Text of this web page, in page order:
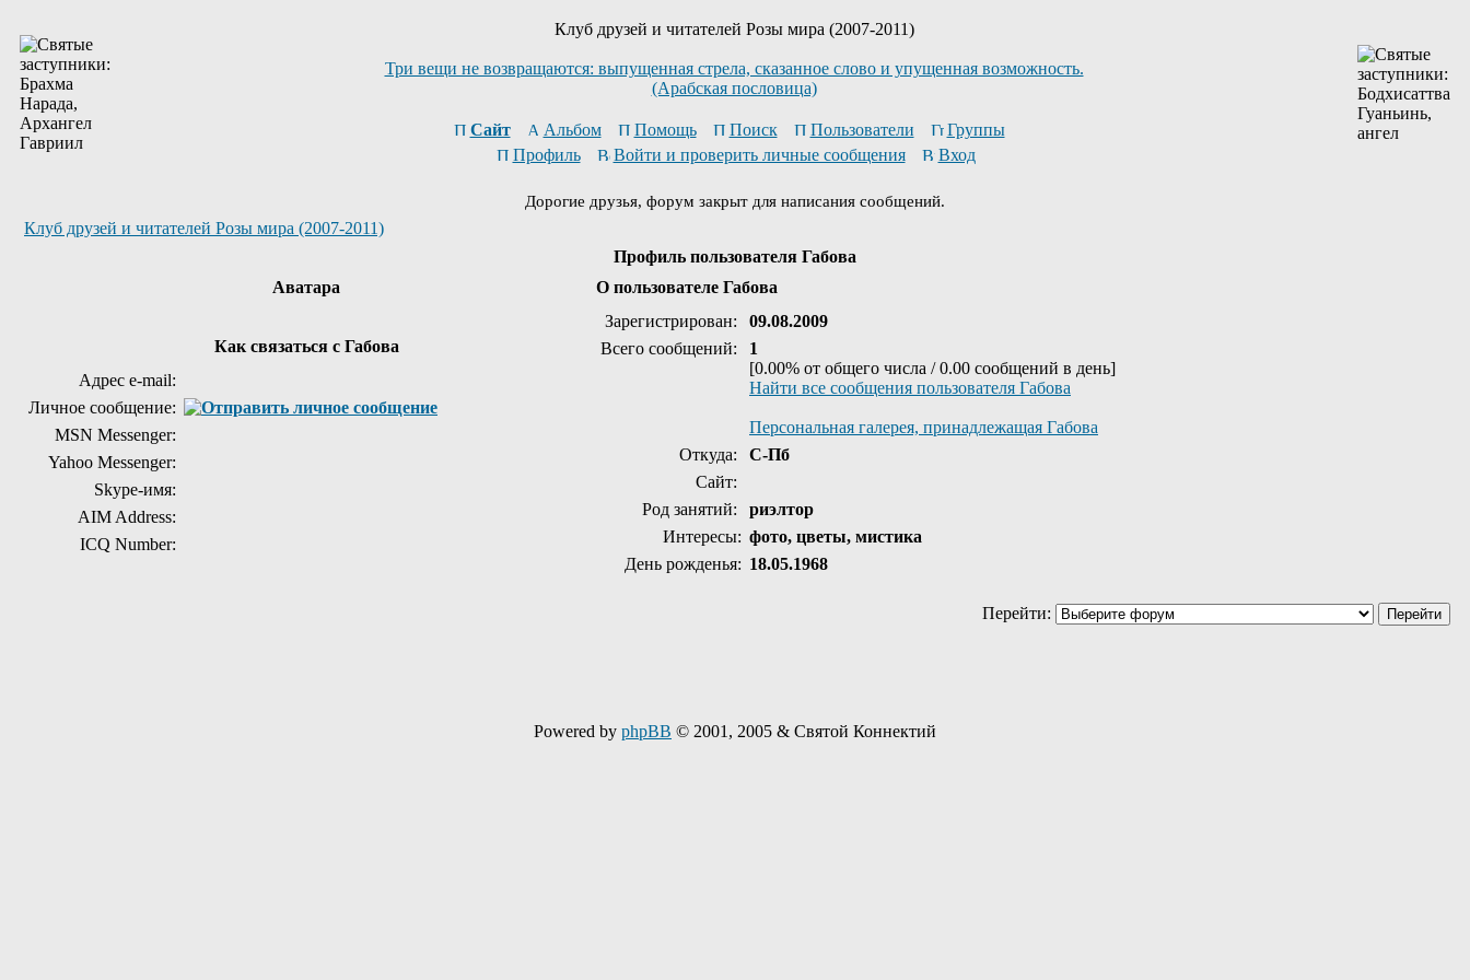
Клуб друзей и читателей Розы мира (2007-2011)
Три вещи не возвращаются: выпущенная стрела, сказанное слово и упущенная возможность.
(Арабская пословица)
Сайт Альбом Помощь Поиск Пользователи
Группы
Профиль
Войти и проверить личные сообщения Вход
Дорогие друзья, форум закрыт для написания сообщений.
Клуб друзей и читателей Розы мира (2007-2011)
Профиль пользователя Габова
Аватара
О пользователе Габова
Зарегистрирован:
09.08.2009
Всего сообщений:
1
[0.00% от общего числа / 0.00 сообщений в день]
Найти все сообщения пользователя Габова
Персональная галерея, принадлежащая Габова
Откуда:
С-Пб
Сайт:
Род занятий:
риэлтор
Интересы: фото, цветы, мистика
День рожденья: 18.05.1968
Как связаться с Габова
Адрес e-mail:
Личное сообщение:
MSN Messenger:
Yahoo Messenger:
Skype-имя:
AIM Address:
ICQ Number:
Перейти:
Powered by phpBB © 2001, 2005 & Святой Коннектий